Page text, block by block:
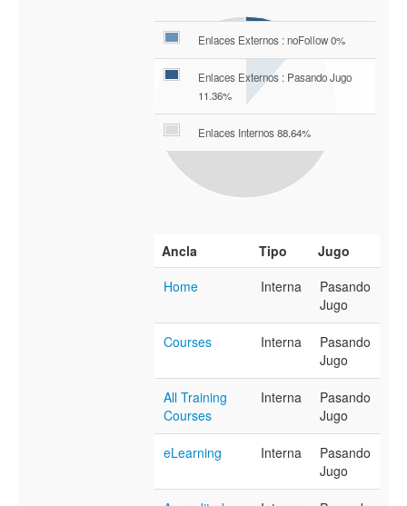
Enlaces Externos : noFollow 0%
Enlaces Externos : Pasando Jugo
11.36%
Enlaces Internos 88.64%
Ancla Tipo
Jugo
Home
Interna
Pasando
Jugo
Courses Interna
Pasando
Jugo
All Training
Courses
Interna
Pasando
Jugo
eLearning Interna
Pasando
Jugo